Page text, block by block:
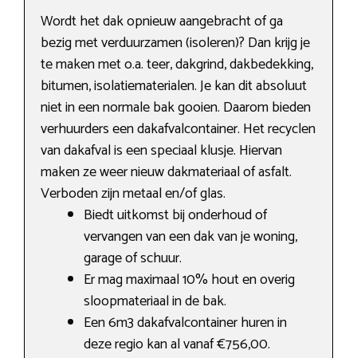
Wordt het dak opnieuw aangebracht of ga
bezig met verduurzamen (isoleren)? Dan krijg je
te maken met o.a. teer, dakgrind, dakbedekking,
bitumen, isolatiematerialen. Je kan dit absoluut
niet in een normale bak gooien. Daarom bieden
verhuurders een dakafvalcontainer. Het recyclen
van dakafval is een speciaal klusje. Hiervan
maken ze weer nieuw dakmateriaal of asfalt.
Verboden zijn metaal en/of glas.
Biedt uitkomst bij onderhoud of
vervangen van een dak van je woning,
garage of schuur.
Er mag maximaal 10% hout en overig
sloopmateriaal in de bak.
Een 6m3 dakafvalcontainer huren in
deze regio kan al vanaf €756,00.